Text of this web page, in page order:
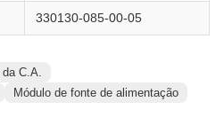
330130-085-00-05
da C.A.
Módulo de fonte de alimentação